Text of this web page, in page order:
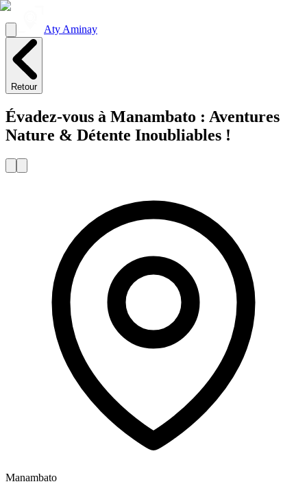
Aty Aminay
Retour
Évadez-vous à Manambato : Aventures
Nature & Détente Inoubliables !
Manambato